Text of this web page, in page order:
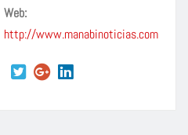
Web:
http://www.manabinoticias.com